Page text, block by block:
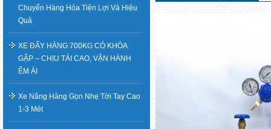
Chuyển Hàng Hóa Tiện Lợi Và Hiệu
Quả
XE ĐẨY HÀNG 700KG CÓ KHÓA
GẬP – CHỊU TẢI CAO, VẬN HÀNH
ÊM ÁI
Xe Nâng Hàng Gọn Nhẹ Tời Tay Cao
1-3 Mét